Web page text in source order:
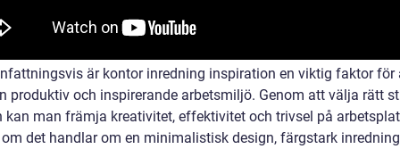
är kontor inredning inspiration en viktig faktor för
produktiv och inspirerande arbetsmiljö. Genom att välja rätt
kan man främja kreativitet, effektivitet och trivsel på
det handlar om en minimalistisk design, färgstark